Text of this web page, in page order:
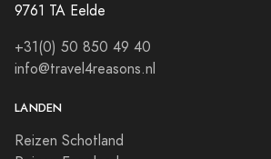
9761 TA Eelde
+31(0) 50 850 49 40
info@travel4reasons.nl
LANDEN
Reizen Schotland